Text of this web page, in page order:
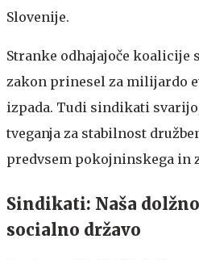
Slovenije.
Stranke odhajajoče koalicije
zakon prinesel za milijardo
izpada. Tudi sindikati
tveganja za stabilnost
predvsem pokojninskega in
Sindikati: Naša
socialno državo